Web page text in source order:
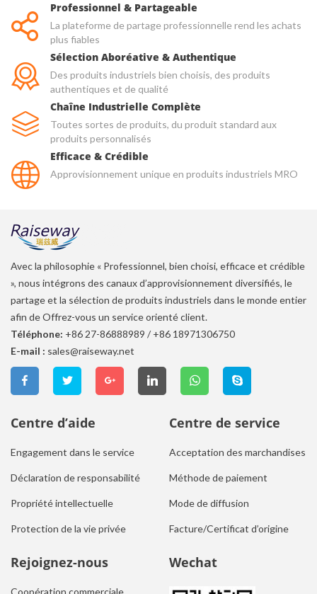
Professionnel & Partageable
La plateforme de partage professionnelle rend les achats
plus fiables
Sélection Aboréative & Authentique
Des produits industriels bien choisis, des produits
authentiques et de qualité
Chaîne Industrielle Complète
Toutes sortes de produits, du produit standard aux
produits personnalisés
Efficace & Crédible
Approvisionnement unique en produits industriels MRO
Avec la philosophie « Professionnel, bien choisi, efficace et crédible
», nous intégrons des canaux d’approvisionnement diversifiés, le
partage et la sélection de produits industriels dans le monde entier
afin de Offrez-vous un service orienté client.
Téléphone: +86 27-86888989 / +86 18971306750
E-mail : sales@raiseway.net
Centre d’aide
Engagement dans le service
Déclaration de responsabilité
Propriété intellectuelle
Protection de la vie privée
Centre de service
Acceptation des marchandises
Méthode de paiement
Mode de diffusion
Facture/Certificat d’origine
Rejoignez-nous
Coopération commerciale
Wechat